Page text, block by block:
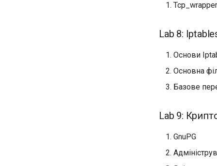
Lab 8:
Основи
Основна
Базове
Lab 9:
GnuPG